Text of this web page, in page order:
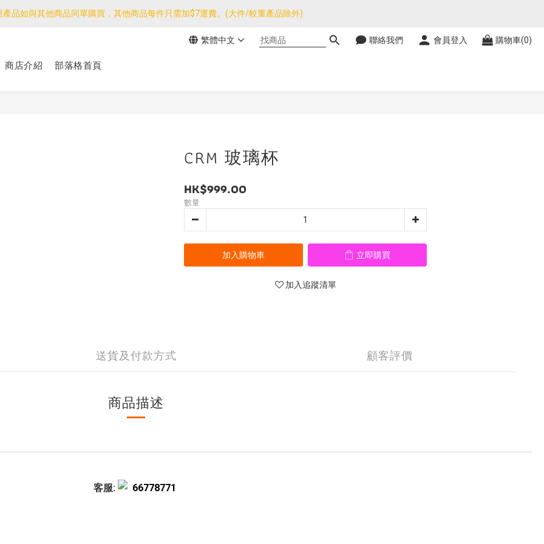
產品如與其他商品同單購買，其他商品每件只需加$7運費。(大件/較重產品除外)
產品如與其他商品同單購買，其他商品每件只需加$7運費。(大件/較重產品除外)
們團隊由30/7~12/8外訪搜羅新產品，期間網店訂單處理及客服服務暫停，門市正常營業。
產品如與其他商品同單購買，其他商品每件只需加$7運費。(大件/較重產品除外)
繁體中文 聯絡我們 會員登入 購物車(0)
商店介紹 部落格首頁
CRM 玻璃杯
HK$999.00
數量
加入購物車 立即購買
加入追蹤清單
送貨及付款方式 顧客評價
商品描述
客服: 66778771